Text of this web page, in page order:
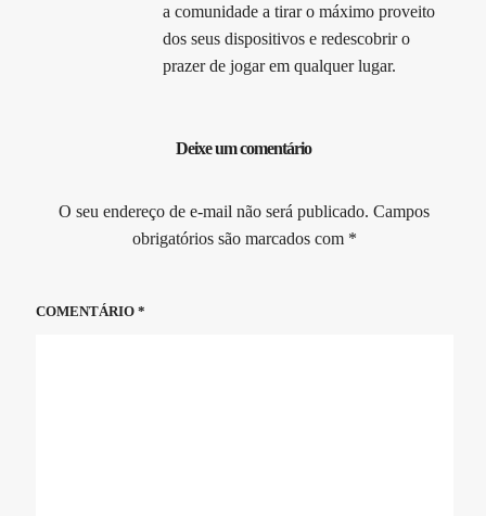
a comunidade a tirar o máximo proveito
dos seus dispositivos e redescobrir o
prazer de jogar em qualquer lugar.
Deixe um comentário
O seu endereço de e-mail não será publicado. Campos
obrigatórios são marcados com *
COMENTÁRIO *